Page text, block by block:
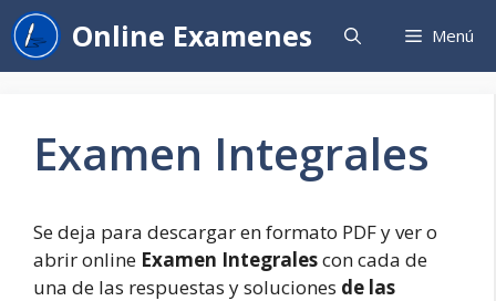
Saltar
al
contenido
Online Examenes Menú
Examen Integrales
Se deja para descargar en formato PDF y ver o
abrir online Examen Integralescon cada de
una de las respuestas y soluciones de las